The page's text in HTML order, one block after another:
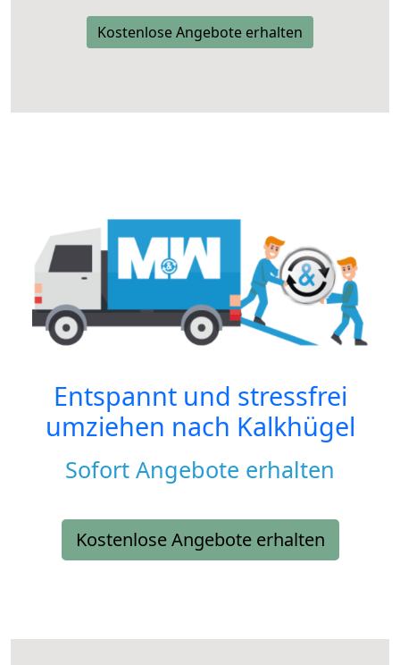
Kostenlose Angebote erhalten
Entspannt und stressfrei
umziehen nach Kalkhügel
Sofort Angebote erhalten
Kostenlose Angebote erhalten